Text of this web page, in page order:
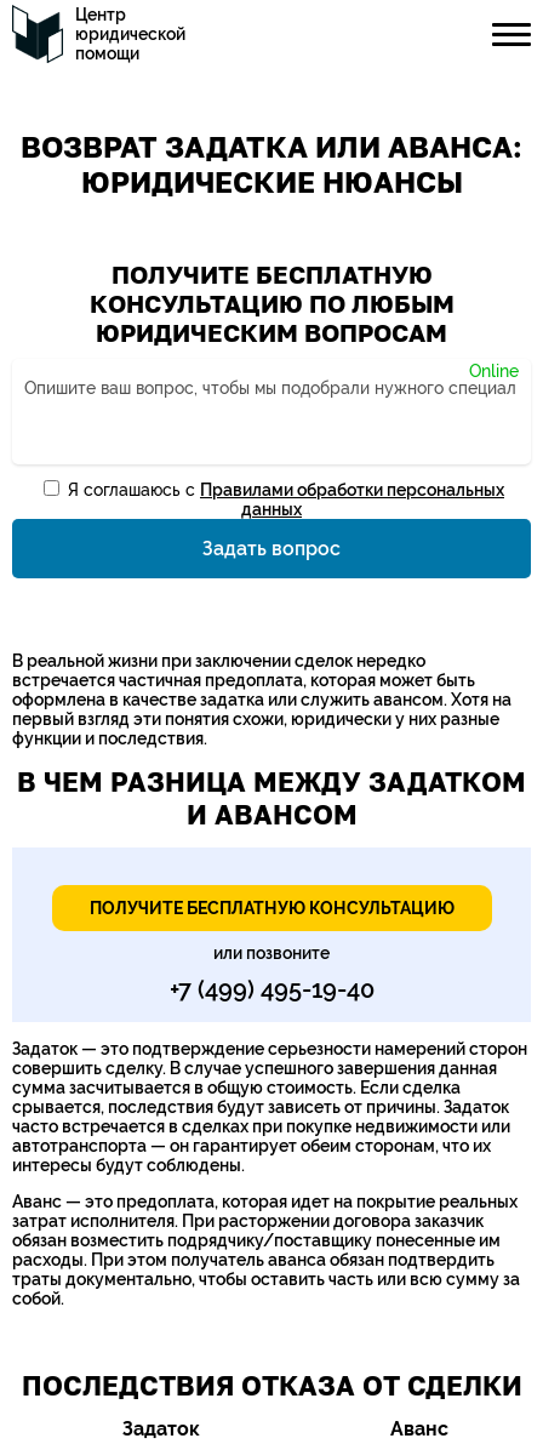
Центр
юридической
помощи
ВОЗВРАТ ЗАДАТКА ИЛИ АВАНСА:
ЮРИДИЧЕСКИЕ НЮАНСЫ
ПОЛУЧИТЕ БЕСПЛАТНУЮ
КОНСУЛЬТАЦИЮ ПО ЛЮБЫМ
ЮРИДИЧЕСКИМ ВОПРОСАМ
Номер телефона*
Я соглашаюсь с Правилами обработки персональных
данных
Задать вопрос
В реальной жизни при заключении сделок нередко
встречается частичная предоплата, которая может быть
оформлена в качестве задатка или служить авансом. Хотя на
первый взгляд эти понятия схожи, юридически у них разные
функции и последствия.
В ЧЕМ РАЗНИЦА МЕЖДУ ЗАДАТКОМ
И АВАНСОМ
ПОЛУЧИТЕ БЕСПЛАТНУЮ КОНСУЛЬТАЦИЮ
или позвоните
+7 (499) 495-19-40
Задаток — это подтверждение серьезности намерений сторон
совершить сделку. В случае успешного завершения данная
сумма засчитывается в общую стоимость. Если сделка
срывается, последствия будут зависеть от причины. Задаток
часто встречается в сделках при покупке недвижимости или
автотранспорта — он гарантирует обеим сторонам, что их
интересы будут соблюдены.
Аванс — это предоплата, которая идет на покрытие реальных
затрат исполнителя. При расторжении договора заказчик
обязан возместить подрядчику/поставщику понесенные им
расходы. При этом получатель аванса обязан подтвердить
траты документально, чтобы оставить часть или всю сумму за
собой.
ПОСЛЕДСТВИЯ ОТКАЗА ОТ СДЕЛКИ
Задаток
Аванс